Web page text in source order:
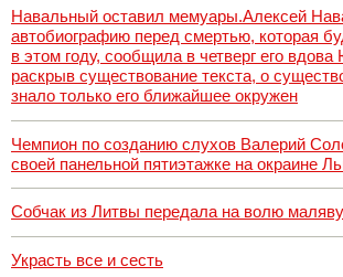
Навальный оставил мемуары.Алексей
автобиографию перед смертью, которая
в этом году, сообщила в четверг его
раскрыв существование текста, о
знало только его ближайшее окружен
Чемпион по созданию слухов Валерий
своей панельной пятиэтажке на окраине
Собчак из Литвы передала на волю маляву
Украсть все и сесть